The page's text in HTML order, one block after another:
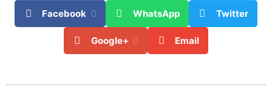
Facebook 0 WhatsApp Twitter
Google+ 0 Email